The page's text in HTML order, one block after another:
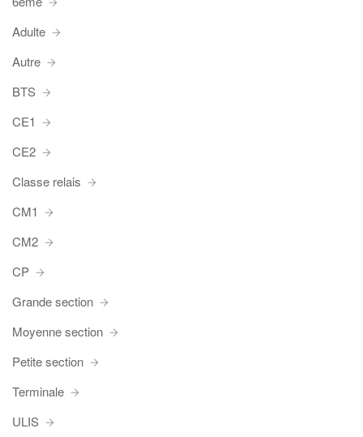
Adulte
Autre
BTS
CE1
CE2
Classe relais
CM1
CM2
CP
Grande section
Moyenne section
Petite section
Terminale
ULIS